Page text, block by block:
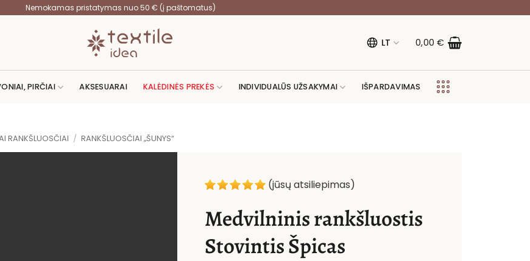
Nemokamas pristatymas nuo 50 € (į paštomatus)
LT 0,00€
PIRČIAI AKSESUARAI KALĖDINĖS PREKĖS INDIVIDUALŪS UŽSAKYMAI IŠPARDAVIMAS
RANKŠLUOSČIAI / RANKŠLUOSČIAI „ŠUNYS“
(jūsų atsiliepimas)
Medvilninis rankšluostis
Stovintis Špicas